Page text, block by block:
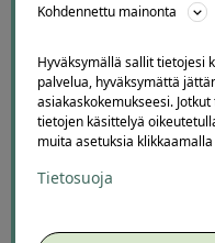
Terho
3
Kohtuuhintainen
majoitus.
Kohdennettu mainonta
Hyväksymällä sallit tietojesi
palvelua, hyväksymättä
asiakaskokemukseesi.
tietojen käsittelyä
muita asetuksia
Tietosuoja